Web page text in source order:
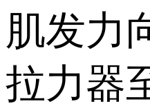
肌发力
拉力器